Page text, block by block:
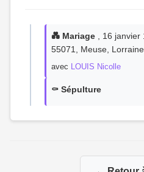
💑 Mariage , 16 janvier
55071, Meuse,
avec LOUIS Nicolle
⚰️ Sépulture